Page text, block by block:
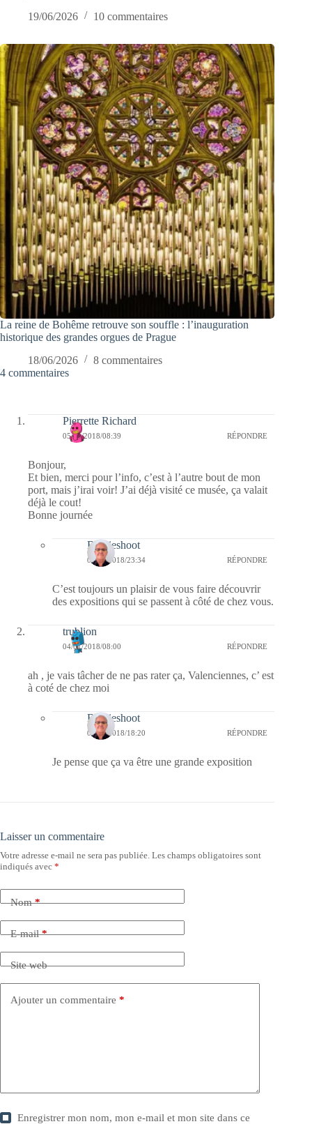
19/06/2026
10 commentaires
La reine de Bohême retrouve son souffle : l’inauguration
historique des grandes orgues de Prague
18/06/2026
8 commentaires
4 commentaires
Pierrette Richard
05/01/2018/08:39 RÉPONDRE
Bonjour,
Et bien, merci pour l’info, c’est à l’autre bout de mon
port, mais j’irai voir! J’ai déjà visité ce musée, ça valait
déjà le cout!
Bonne journée
Bernieshoot
05/01/2018/23:34 RÉPONDRE
C’est toujours un plaisir de vous faire découvrir
des expositions qui se passent à côté de chez vous.
trublion
04/01/2018/08:00 RÉPONDRE
ah , je vais tâcher de ne pas rater ça, Valenciennes, c’ est
à coté de chez moi
Bernieshoot
04/01/2018/18:20 RÉPONDRE
Je pense que ça va être une grande exposition
Laisser un commentaire
Votre adresse e-mail ne sera pas publiée. Les champs obligatoires sont
indiqués avec *
Nom*
E-mail*
Site web
Ajouter un commentaire *
Enregistrer mon nom, mon e-mail et mon site dans ce